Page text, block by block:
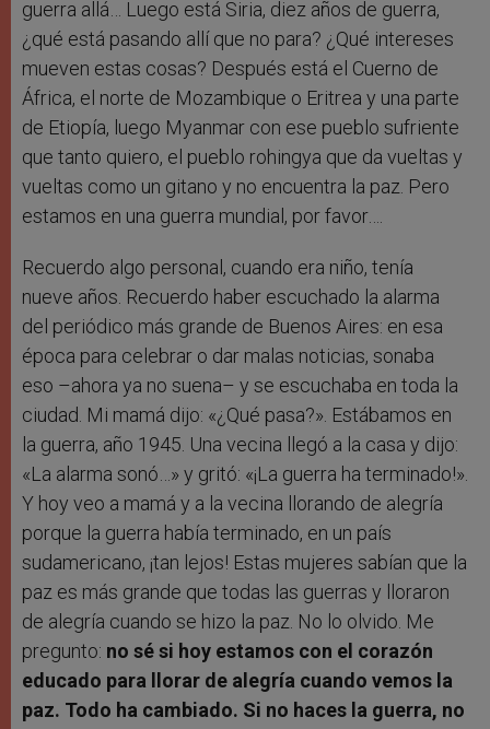
guerra allá… Luego está Siria, diez años de guerra,
¿qué está pasando allí que no para? ¿Qué intereses
mueven estas cosas? Después está el Cuerno de
África, el norte de Mozambique o Eritrea y una parte
de Etiopía, luego Myanmar con ese pueblo sufriente
que tanto quiero, el pueblo rohingya que da vueltas y
vueltas como un gitano y no encuentra la paz. Pero
estamos en una guerra mundial, por favor….
Recuerdo algo personal, cuando era niño, tenía
nueve años. Recuerdo haber escuchado la alarma
del periódico más grande de Buenos Aires: en esa
época para celebrar o dar malas noticias, sonaba
eso –ahora ya no suena– y se escuchaba en toda la
ciudad. Mi mamá dijo: «¿Qué pasa?». Estábamos en
la guerra, año 1945. Una vecina llegó a la casa y dijo:
«La alarma sonó…» y gritó: «¡La guerra ha terminado!».
Y hoy veo a mamá y a la vecina llorando de alegría
porque la guerra había terminado, en un país
sudamericano, ¡tan lejos! Estas mujeres sabían que la
paz es más grande que todas las guerras y lloraron
de alegría cuando se hizo la paz. No lo olvido. Me
pregunto: no sé si hoy estamos con el corazón
educado para llorar de alegría cuando vemos la
paz. Todo ha cambiado. Si no haces la guerra, no